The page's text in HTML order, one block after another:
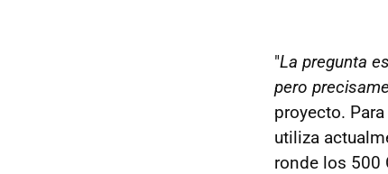
"La pregunta
pero
proyecto.
utiliza
ronde los 500